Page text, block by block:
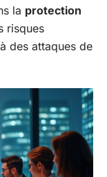
la protection
risques
des attaques de